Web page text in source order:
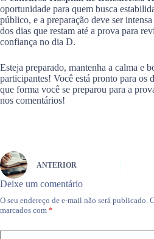
oportunidade para quem busca
público, e a preparação deve ser
dos dias que restam até a prova para
confiança no dia D.
Esteja preparado, mantenha a calma e
participantes! Você está pronto para os
que forma você se preparou para a
nos comentários!
ANTERIOR
Deixe um comentário
O seu endereço de e-mail não será publicado.
marcados com *